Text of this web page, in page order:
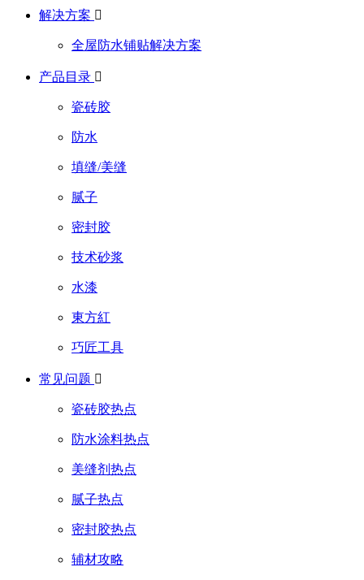
解决方案 
全屋防水铺贴解决方案
产品目录 
瓷砖胶
防水
填缝/美缝
腻子
密封胶
技术砂浆
水漆
東方紅
巧匠工具
常见问题 
瓷砖胶热点
防水涂料热点
美缝剂热点
腻子热点
密封胶热点
辅材攻略